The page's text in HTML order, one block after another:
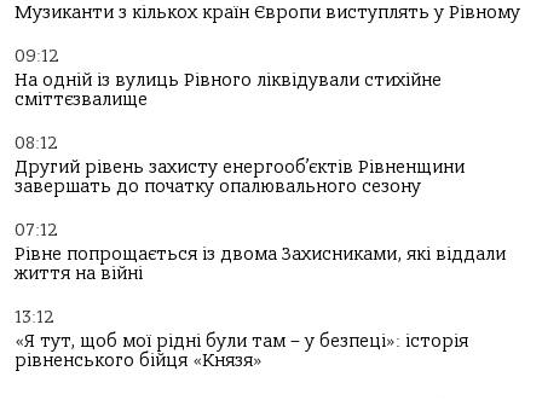
Музиканти з кількох країн Європи виступлять у Рівному
09:12
На одній із вулиць Рівного ліквідували стихійне
сміттєзвалище
08:12
Другий рівень захисту енергооб’єктів Рівненщини
завершать до початку опалювального сезону
07:12
Рівне попрощається із двома Захисниками, які віддали
життя на війні
13:12
«Я тут, щоб мої рідні були там – у безпеці»: історія
рівненського бійця «Князя»